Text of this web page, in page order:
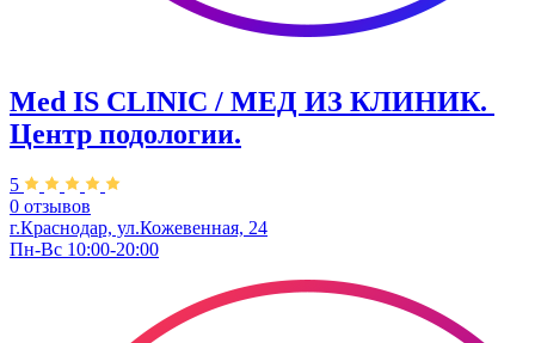
Med IS CLINIC / МЕД ИЗ КЛИНИК. ​
Центр подологии.
5
0 отзывов
г.Краснодар, ул.Кожевенная, 24
Пн-Вс 10:00-20:00